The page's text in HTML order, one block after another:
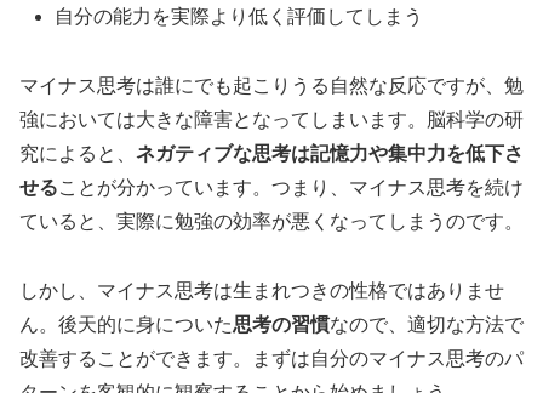
自分の能力を実際より低く評価してしまう
マイナス思考は誰にでも起こりうる自然な反応ですが、勉
強においては大きな障害となってしまいます。脳科学の研
究によると、 ネガティブな思考は記憶力や集中力を低下さ
せることが分かっています。つまり、マイナス思考を続け
ていると、実際に勉強の効率が悪くなってしまうのです。
しかし、マイナス思考は生まれつきの性格ではありませ
ん。後天的に身についた思考の習慣なので、適切な方法で
改善することができます。まずは自分のマイナス思考のパ